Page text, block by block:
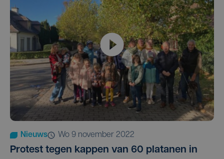
Nieuws wo 9 november 2022
Protest tegen kappen van 60 platanen in